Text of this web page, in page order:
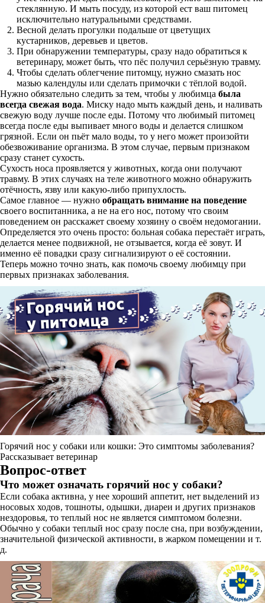
стеклянную. И мыть посуду, из которой ест ваш питомец
исключительно натуральными средствами.
Весной делать прогулки подальше от цветущих
кустарников, деревьев и цветов.
При обнаружении температуры, сразу надо обратиться к
ветеринару, может быть, что пёс получил серьёзную травму.
Чтобы сделать облегчение питомцу, нужно смазать нос
мазью календулы или сделать примочки с тёплой водой.
Нужно обязательно следить за тем, чтобы у любимца была
всегда свежая вода. Миску надо мыть каждый день, и наливать
свежую воду лучше после еды. Потому что любимый питомец
всегда после еды выпивает много воды и делается слишком
грязной. Если он пьёт мало воды, то у него может произойти
обезвоживание организма. В этом случае, первым признаком
сразу станет сухость.
Сухость носа проявляется у животных, когда они получают
травму. В этих случаях на теле животного можно обнаружить
отёчность, язву или какую-либо припухлость.
Самое главное — нужно обращать внимание на поведение
своего воспитанника, а не на его нос, потому что своим
поведением он расскажет своему хозяину о своём недомогании.
Определяется это очень просто: больная собака перестаёт играть,
делается менее подвижной, не отзывается, когда её зовут. И
именно её повадки сразу сигнализируют о её состоянии.
Теперь можно точно знать, как помочь своему любимцу при
первых признаках заболевания.
Горячий нос у собаки или кошки: Это симптомы заболевания?
Рассказывает ветеринар
Вопрос-ответ
Что может означать горячий нос у собаки?
Если собака активна, у нее хороший аппетит, нет выделений из
носовых ходов, тошноты, одышки, диареи и других признаков
нездоровья, то теплый нос не является симптомом болезни.
Обычно у собаки теплый нос сразу после сна, при возбуждении,
значительной физической активности, в жарком помещении и т.
д.